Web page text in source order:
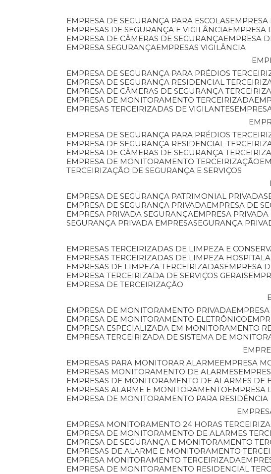
EMPRESA DE SEGURANÇA PARA ESCOLAS
EMPRESAS DE SEGURANÇA E VIGILÂNCIA
EMPRESA DE CÂMERAS DE SEGURANÇA EMPRESA
EMPRESA SEGURANÇA EMPRESAS VIGILÂNCIA
EMPRESA DE SEGURANÇA PARA PRÉDIOS
EMPRESA DE SEGURANÇA RESIDENCIAL
EMPRESA DE CÂMERAS DE SEGURANÇA
EMPRESA DE MONITORAMENTO TERCEIRIZADA
EMPRESAS TERCEIRIZADAS DE VIGILANTES
EMPRESA DE SEGURANÇA PARA PRÉDIOS
EMPRESA DE SEGURANÇA RESIDENCIAL
EMPRESA DE CÂMERAS DE SEGURANÇA
EMPRESA DE MONITORAMENTO TERCEIRIZAÇÃO
TERCEIRIZAÇÃO DE SEGURANÇA E SERVIÇOS
EMPRESA DE SEGURANÇA PATRIMONIAL PRIVADA
EMPRESA DE SEGURANÇA PRIVADA EMPRESA DE
EMPRESA PRIVADA SEGURANÇA EMPRESA
SEGURANÇA PRIVADA EMPRESA SEGURANÇA
EMPRESAS TERCEIRIZADAS DE LIMPEZA E
EMPRESAS TERCEIRIZADAS DE LIMPEZA
EMPRESAS DE LIMPEZA TERCEIRIZADAS
EMPRESA
EMPRESA TERCEIRIZADA DE SERVIÇOS GERAIS
EMPRESA DE TERCEIRIZAÇÃO
EMPRESA DE MONITORAMENTO PRIVADA
EMPRESA DE MONITORAMENTO ELETRÔNICO
EMPRESA ESPECIALIZADA EM MONITORAMENTO
EMPRESA TERCEIRIZADA DE SISTEMA DE
EMPRESAS PARA MONITORAR ALARME EMPRESA
EMPRESAS MONITORAMENTO DE ALARMES
EMPRESAS DE MONITORAMENTO DE ALARMES DE
EMPRESAS ALARME E MONITORAMENTO
EMPRESA DE MONITORAMENTO PARA RESIDÊNCIA
EMPRESA MONITORAMENTO 24 HORAS
EMPRESA DE MONITORAMENTO DE ALARMES
EMPRESA DE SEGURANÇA E MONITORAMENTO
EMPRESAS DE ALARME E MONITORAMENTO
EMPRESA MONITORAMENTO TERCEIRIZADA
EMPRESA DE MONITORAMENTO RESIDENCIAL